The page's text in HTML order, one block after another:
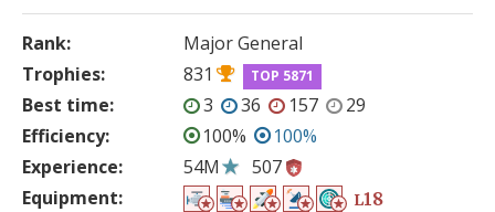
Rank:
Major General
Trophies:
831 TOP 5871
Best time: 3 36 157
29
Efficiency:
100%
100%
Experience:
54M
507
Equipment:
L18